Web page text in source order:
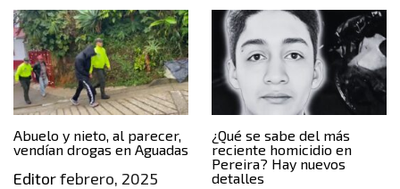
Abuelo y nieto, al parecer,
vendían drogas en Aguadas
Editorfebrero, 2025
¿Qué se sabe del más
reciente homicidio en
Pereira? Hay nuevos
detalles